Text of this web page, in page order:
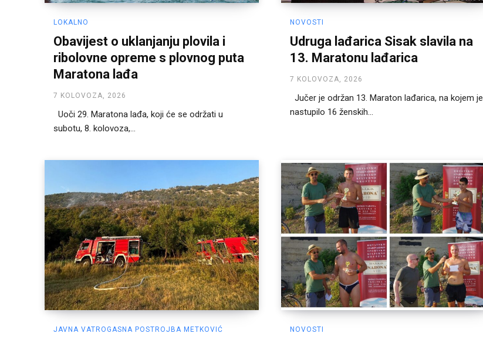
LOKALNO
Obavijest o uklanjanju plovila i
ribolovne opreme s plovnog puta
Maratona lađa
7 KOLOVOZA, 2026
Uoči 29. Maratona lađa, koji će se održati u
subotu, 8. kolovoza,...
NOVOSTI
Udruga lađarica Sisak slavila na
13. Maratonu lađarica
7 KOLOVOZA, 2026
Jučer je održan 13. Maraton lađarica, na kojem je
nastupilo 16 ženskih...
JAVNA VATROGASNA POSTROJBA METKOVIĆ NOVOSTI